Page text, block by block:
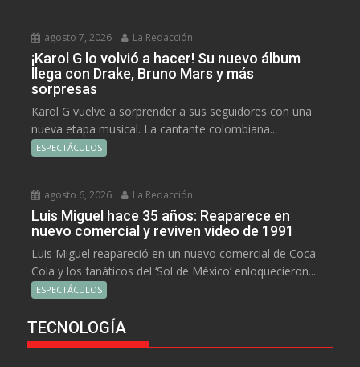
agosto 7, 2026 La Redacción
¡Karol G lo volvió a hacer! Su nuevo álbum
llega con Drake, Bruno Mars y más
sorpresas
Karol G vuelve a sorprender a sus seguidores con una
nueva etapa musical. La cantante colombiana...
ESPECTÁCULOS
agosto 6, 2026 La Redacción
Luis Miguel hace 35 años: Reaparece en
nuevo comercial y reviven video de 1991
Luis Miguel reapareció en un nuevo comercial de Coca-
Cola y los fanáticos del ‘Sol de México’ enloquecieron...
ESPECTÁCULOS
TECNOLOGÍA